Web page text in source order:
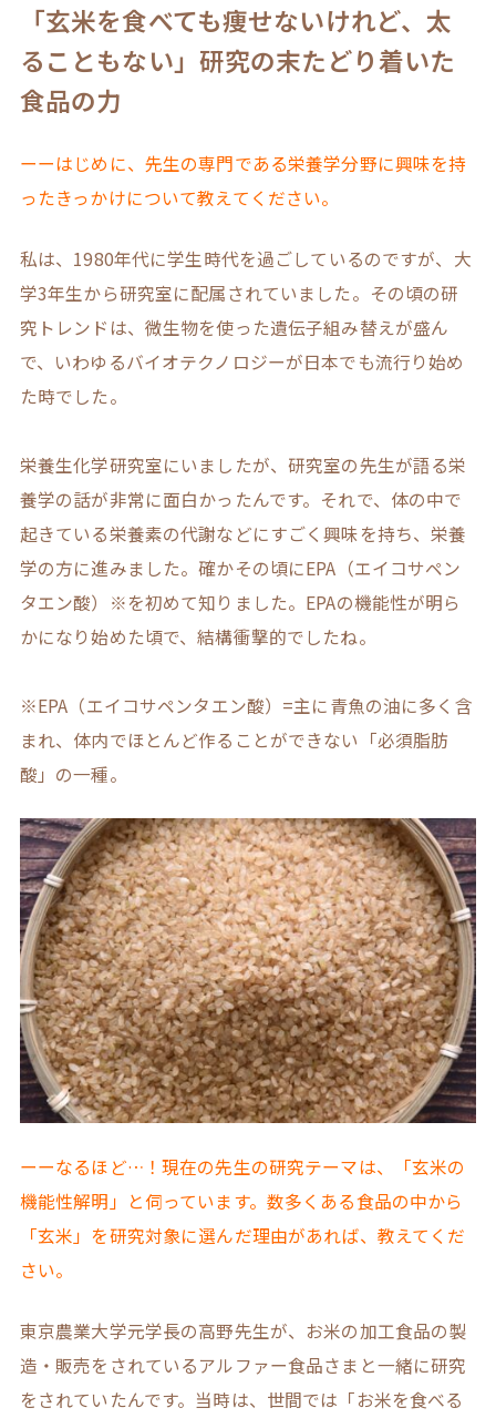
「玄米を食べても痩せないけれど、太
ることもない」研究の末たどり着いた
食品の力
ーーはじめに、先生の専門である栄養学分野に興味を持
ったきっかけについて教えてください。
私は、1980年代に学生時代を過ごしているのですが、大
学3年生から研究室に配属されていました。その頃の研
究トレンドは、微生物を使った遺伝子組み替えが盛ん
で、いわゆるバイオテクノロジーが日本でも流行り始め
た時でした。
栄養生化学研究室にいましたが、研究室の先生が語る栄
養学の話が非常に面白かったんです。それで、体の中で
起きている栄養素の代謝などにすごく興味を持ち、栄養
学の方に進みました。確かその頃にEPA（エイコサペン
タエン酸）※を初めて知りました。EPAの機能性が明ら
かになり始めた頃で、結構衝撃的でしたね。
※EPA（エイコサペンタエン酸）=主に青魚の油に多く含
まれ、体内でほとんど作ることができない「必須脂肪
酸」の一種。
ーーなるほど…！現在の先生の研究テーマは、「玄米の
機能性解明」と伺っています。数多くある食品の中から
「玄米」を研究対象に選んだ理由があれば、教えてくだ
さい。
東京農業大学元学長の高野先生が、お米の加工食品の製
造・販売をされているアルファー食品さまと一緒に研究
をされていたんです。当時は、世間では「お米を食べる